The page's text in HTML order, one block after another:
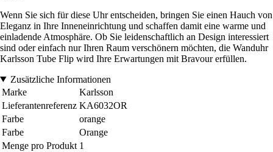
Wenn Sie sich für diese Uhr entscheiden, bringen Sie einen Hauch von
Eleganz in Ihre Inneneinrichtung und schaffen damit eine warme und
einladende Atmosphäre. Ob Sie leidenschaftlich an Design interessiert
sind oder einfach nur Ihren Raum verschönern möchten, die Wanduhr
Karlsson Tube Flip wird Ihre Erwartungen mit Bravour erfüllen.
Zusätzliche Informationen
Marke
Karlsson
Lieferantenreferenz KA6032OR
Farbe
orange
Farbe
Orange
Menge pro Produkt 1